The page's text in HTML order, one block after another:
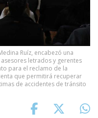
Ruíz, encabezó una
letrados y gerentes
para el reclamo de la
que permitirá recuperar
de accidentes de tránsito